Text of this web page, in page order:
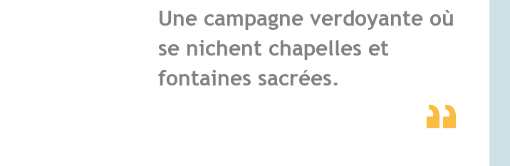
Une campagne verdoyante où
se nichent chapelles et
fontaines sacrées.